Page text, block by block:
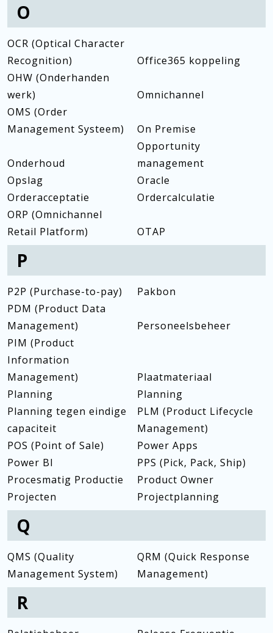
O
OCR (Optical Character
Recognition)
Office365 koppeling
OHW (Onderhanden
werk)
Omnichannel
OMS (Order
Management Systeem)
On Premise
Onderhoud
Opportunity
management
Opslag
Oracle
Orderacceptatie
Ordercalculatie
ORP (Omnichannel
Retail Platform)
OTAP
P
P2P (Purchase-to-pay)
Pakbon
PDM (Product Data
Management)
Personeelsbeheer
PIM (Product
Information
Management)
Plaatmateriaal
Planning
Planning
Planning tegen eindige
capaciteit
PLM (Product Lifecycle
Management)
POS (Point of Sale)
Power Apps
Power BI
PPS (Pick, Pack, Ship)
Procesmatig Productie
Product Owner
Projecten
Projectplanning
Q
QMS (Quality
Management System)
QRM (Quick Response
Management)
R